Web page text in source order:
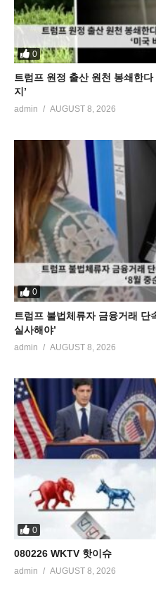
0
트럼프 원정 출산 원천 봉쇄한
지’
admin AUGUST 8, 2026
0
트럼프 불법체류자 금융거래 단
실사해야’
admin AUGUST 8, 2026
0
080226 WKTV 핫이슈
admin AUGUST 8, 2026